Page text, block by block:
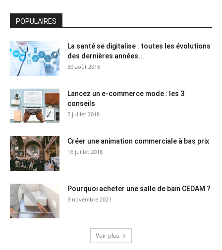
POPULAIRES
La santé se digitalise : toutes les évolutions
des dernières années...
30 août 2016
Lancez un e-commerce mode : les 3
conseils
5 juillet 2018
Créer une animation commerciale à bas prix
16 juillet 2018
Pourquoi acheter une salle de bain CEDAM ?
3 novembre 2021
Voir plus